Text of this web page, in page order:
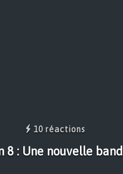
10 réactions
8 : Une nouvelle